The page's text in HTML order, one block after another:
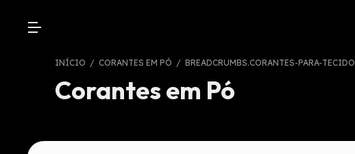
INÍCIO / CORANTES EM PÓ / BREADCRUMBS.CORANTES-PARA-TECIDO
Corantes em Pó